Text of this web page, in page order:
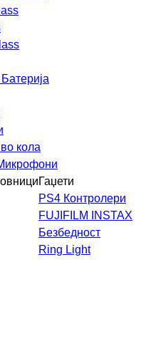
кола
Гаџети
PS4 Контролери
FUJIFILM INSTAX
Безбедност
Ring Light